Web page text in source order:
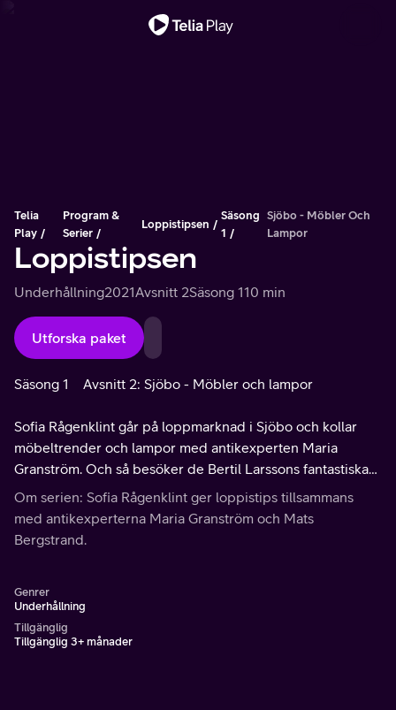
Telia
Play
Program &
Serier
Loppistipsen
Säsong
1
Sjöbo - Möbler Och
Lampor
Loppistipsen
Underhållning2021Avsnitt 2Säsong 110 min
Utforska paket
Säsong 1 Avsnitt 2: Sjöbo - Möbler och lampor
Sofia Rågenklint går på loppmarknad i Sjöbo och kollar
möbeltrender och lampor med antikexperten Maria
Granström. Och så besöker de Bertil Larssons fantastiska
tomtesamling. Maria testar Sofias antiköga.
Om serien: Sofia Rågenklint ger loppistips tillsammans
med antikexperterna Maria Granström och Mats
Bergstrand.
Genrer
Underhållning
Tillgänglig
Tillgänglig 3+ månader